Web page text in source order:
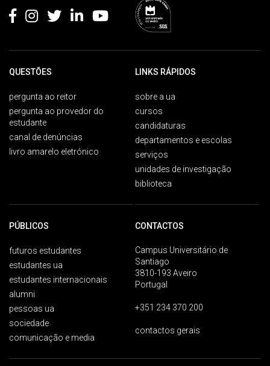
QUESTÕES
pergunta ao reitor
pergunta ao provedor do
estudante
canal de denúncias
livro amarelo eletrónico
LINKS RÁPIDOS
sobre a ua
cursos
candidaturas
departamentos e escolas
serviços
unidades de investigação
biblioteca
PÚBLICOS
futuros estudantes
estudantes ua
estudantes internacionais
alumni
pessoas ua
sociedade
comunicação e media
CONTACTOS
Campus Universitário de
Santiago
3810-193 Aveiro
Portugal
+351 234 370 200
contactos gerais